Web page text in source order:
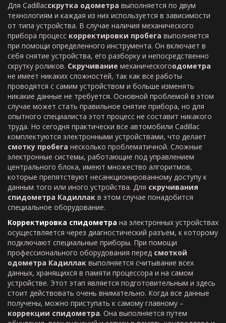
Для Cadillacскрутка одометра выполняется по двум
технологиям и каждая из них используется в зависимости
от типа устройства. В случае наличия механического
прибора процесс корректировки пробега выполняется
при помощи определенного инструмента. Он включает в
себя снятие устройства, его разборку и непосредственно
скрутку роликов. Скручивание механическогоодометра
не имеет никаких сложностей, так как все работы
проводятся с самим устройством и больше изменять
никакие данные не требуется. Основной проблемой в этом
случае может стать правильное снятие прибора, но для
опытного специалиста этот процесс не составит никакого
труда. Но сегодня практически все автомобили Cadillac
комплектуются электронными устройствами, что делает
смотку пробега несколько проблематичной. Сложные
электронные системы, работающие под управлением
центрального блока, имеют множество алгоритмов,
которые препятствуют несанкционированному доступу к
данным того или иного устройства. Для скручивания
спидометра Кадиллак в этом случае понадобится
специальное оборудование.
Корректировка спидометра на электронных устройствах
осуществляется через диагностический разъем, к которому
подключают специальные приборы. При помощи
профессионального оборудования перед смоткой
одометра Кадиллак выполняется считывание всех
данных, хранящихся в памяти процессора и на самом
устройстве. Этот этап является подготовительным и здесь
стоит действовать очень внимательно. Когда все данные
получены, можно приступать к самому главному –
коррекции спидометра. Она выполняется путем